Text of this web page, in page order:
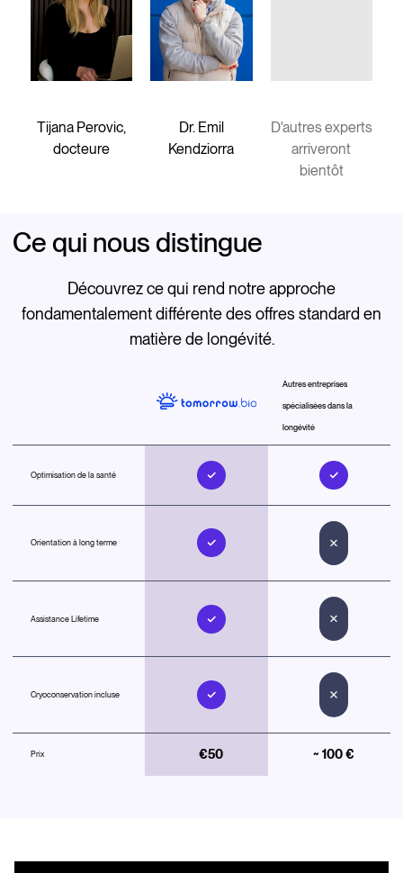
Tijana Perovic,
docteure
Dr. Emil
Kendziorra
D'autres experts
arriveront
bientôt
Ce qui nous distingue
Découvrez ce qui rend notre approche
fondamentalement différente des offres standard en
matière de longévité.
Autres entreprises
spécialisées dans la
longévité
Optimisation de la santé
Orientation à long terme
Assistance Lifetime
Cryoconservation incluse
Prix €50 ~ 100 €